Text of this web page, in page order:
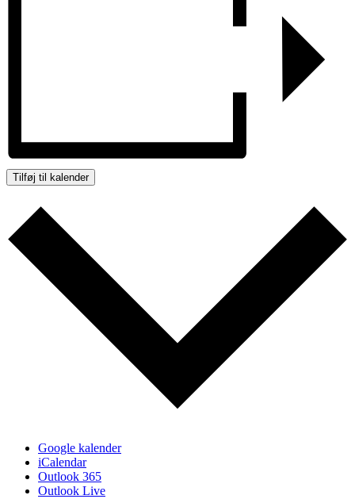
Tilføj til kalender
Google kalender
iCalendar
Outlook 365
Outlook Live